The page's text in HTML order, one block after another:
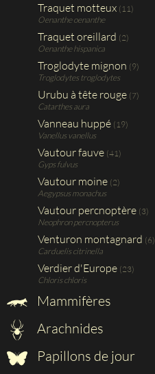
Traquet motteux (11)
Oenanthe oenanthe
Traquet oreillard (2)
Oenanthe hispanica
Troglodyte mignon (9)
Troglodytes troglodytes
Urubu à tête rouge (7)
Catarthes aura
Vanneau huppé (19)
Vanellus vanellus
Vautour fauve (41)
Gyps fulvus
Vautour moine (2)
Aegypsus monachus
Vautour percnoptère (3)
Neophron percnopterus
Venturon montagnard (6)
Carduelis citrinella
Verdier d'Europe (23)
Chloris chloris
Mammifères
Arachnides
Papillons de jour